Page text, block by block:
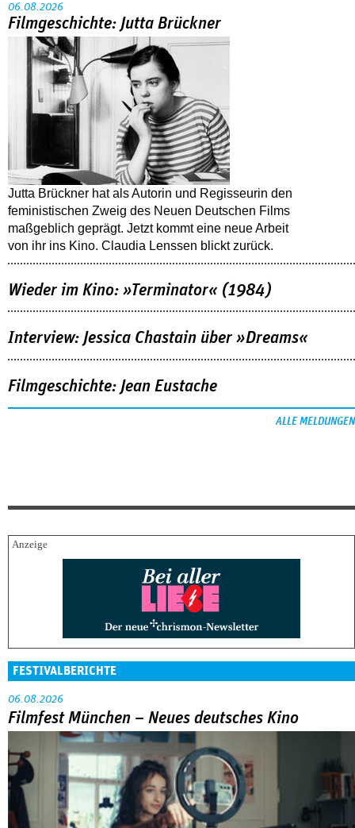
06.08.2026
Filmgeschichte: Jutta Brückner
Jutta Brückner hat als Autorin und Regisseurin den
feministischen Zweig des Neuen Deutschen Films
maßgeblich geprägt. Jetzt kommt eine neue Arbeit
von ihr ins Kino. Claudia Lenssen blickt zurück.
Wieder im Kino: »Terminator« (1984)
Interview: Jessica Chastain über »Dreams«
Filmgeschichte: Jean Eustache
ALLE MELDUNGEN
FESTIVALBERICHTE
06.08.2026
Filmfest München – Neues deutsches Kino